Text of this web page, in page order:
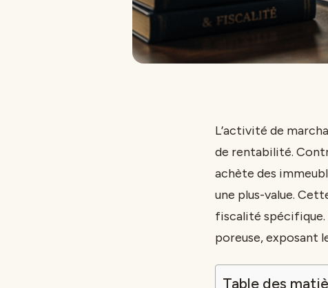
L’activité de
de rentabilité.
achète des
une plus-value.
fiscalité
poreuse, exposant
Table des